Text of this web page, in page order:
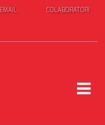
COLABORATORI